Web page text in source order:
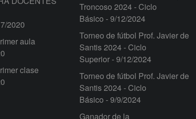
2020
aula
clase
Troncoso 2024 - Ciclo
Básico - 9/12/2024
Torneo de fútbol Prof. Javier de
Santis 2024 - Ciclo
Superior- 9/12/2024
Torneo de fútbol Prof. Javier de
Santis 2024 - Ciclo
Básico - 9/9/2024
Ganador de la